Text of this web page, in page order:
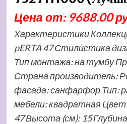
Цена от: 9688.00
Характеристики
pERTA 47 Стилистика
Тип монтажа: на тумбу
Страна производитель:
фасада: санфарфор Тип:
мебели: квадратная
47 Высота (см): 15